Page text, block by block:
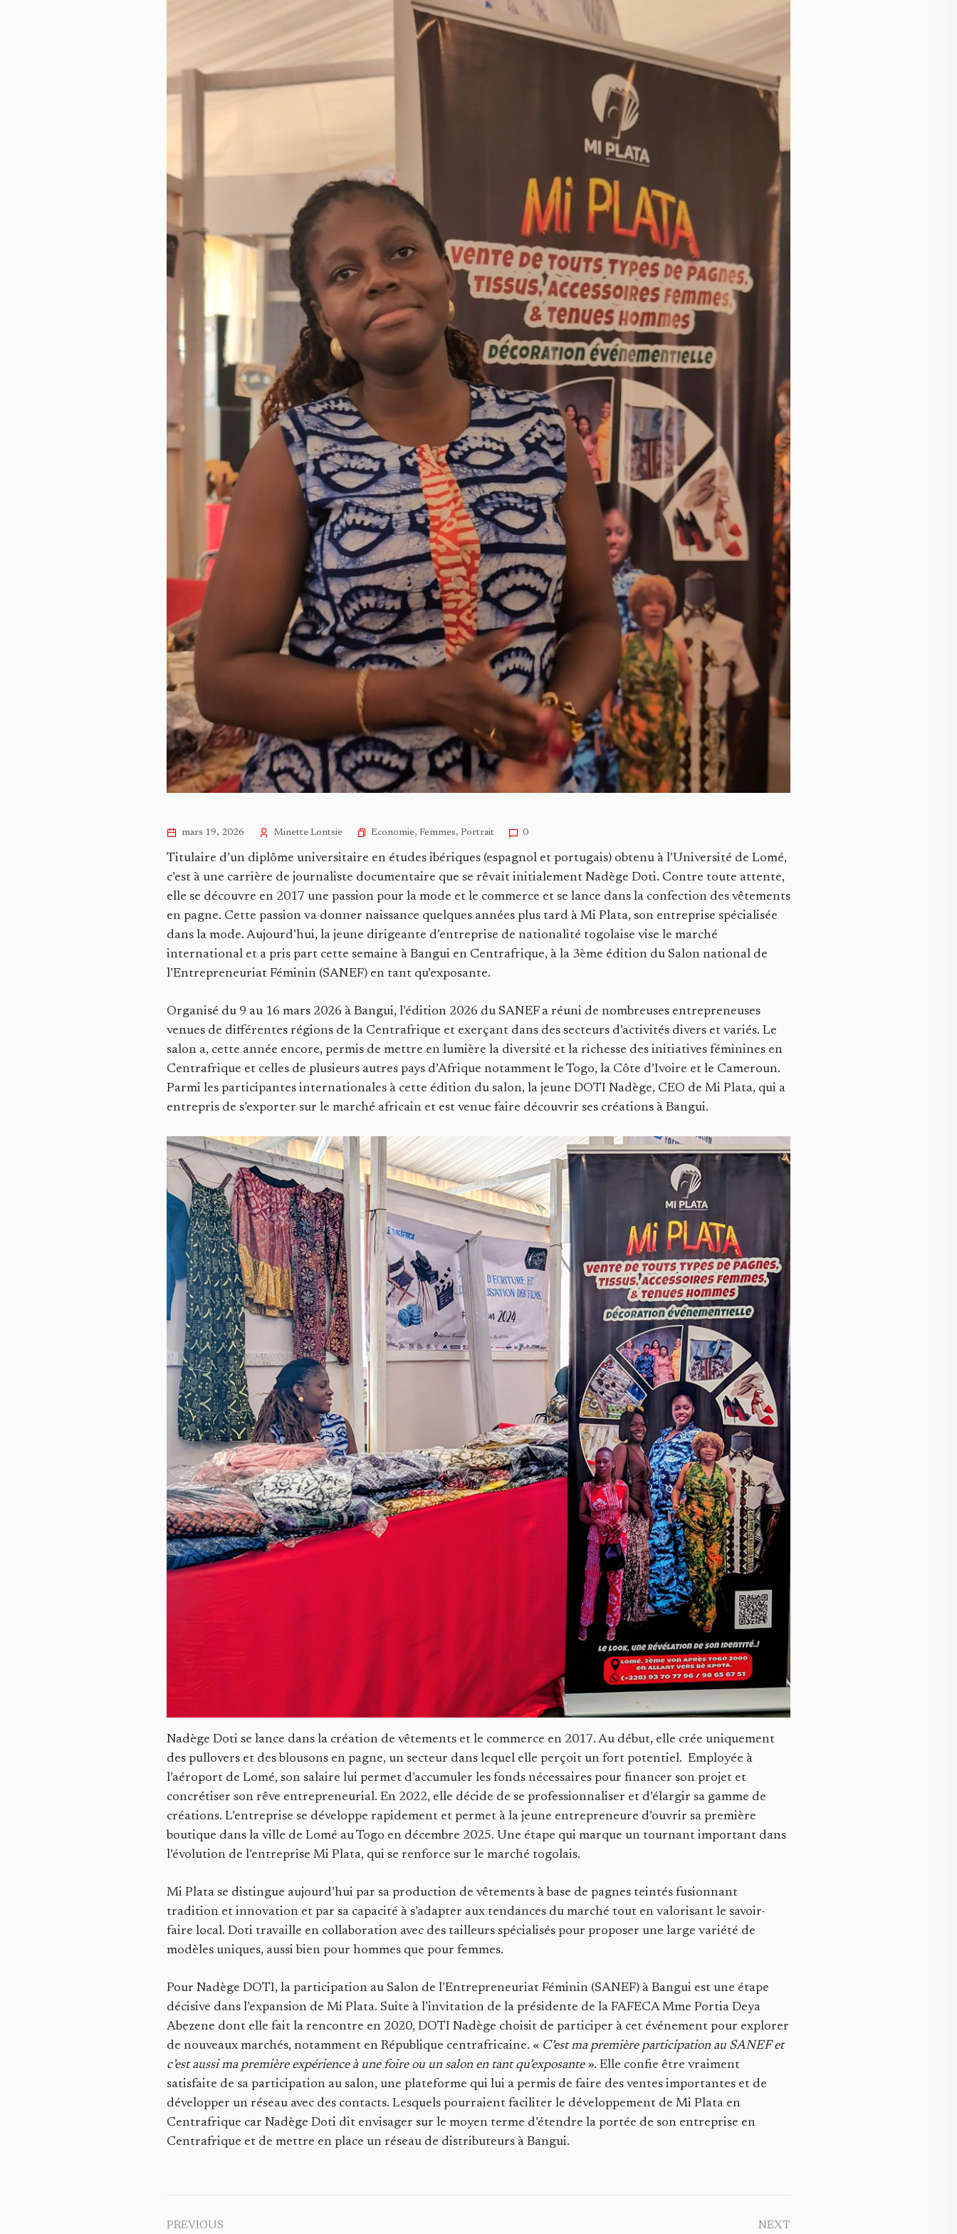
mars 19, 2026 Minette Lontsie Economie, Femmes, Portrait 0
Titulaire d’un diplôme universitaire en études ibériques (espagnol et portugais) obtenu à l’Université de Lomé,
c’est à une carrière de journaliste documentaire que se rêvait initialement Nadège Doti. Contre toute attente,
elle se découvre en 2017 une passion pour la mode et le commerce et se lance dans la confection des vêtements
en pagne. Cette passion va donner naissance quelques années plus tard à Mi Plata, son entreprise spécialisée
dans la mode. Aujourd’hui, la jeune dirigeante d’entreprise de nationalité togolaise vise le marché
international et a pris part cette semaine à Bangui en Centrafrique, à la 3ème édition du Salon national de
l’Entrepreneuriat Féminin (SANEF) en tant qu’exposante.
Organisé du 9 au 16 mars 2026 à Bangui, l’édition 2026 du SANEF a réuni de nombreuses entrepreneuses
venues de différentes régions de la Centrafrique et exerçant dans des secteurs d’activités divers et variés. Le
salon a, cette année encore, permis de mettre en lumière la diversité et la richesse des initiatives féminines en
Centrafrique et celles de plusieurs autres pays d’Afrique notamment le Togo, la Côte d’Ivoire et le Cameroun.
Parmi les participantes internationales à cette édition du salon, la jeune DOTI Nadège, CEO de Mi Plata, qui a
entrepris de s’exporter sur le marché africain et est venue faire découvrir ses créations à Bangui.
Nadège Doti se lance dans la création de vêtements et le commerce en 2017. Au début, elle crée uniquement
des pullovers et des blousons en pagne, un secteur dans lequel elle perçoit un fort potentiel. Employée à
l’aéroport de Lomé, son salaire lui permet d’accumuler les fonds nécessaires pour financer son projet et
concrétiser son rêve entrepreneurial. En 2022, elle décide de se professionnaliser et d’élargir sa gamme de
créations. L’entreprise se développe rapidement et permet à la jeune entrepreneure d’ouvrir sa première
boutique dans la ville de Lomé au Togo en décembre 2025. Une étape qui marque un tournant important dans
l’évolution de l’entreprise Mi Plata, qui se renforce sur le marché togolais.
Mi Plata se distingue aujourd’hui par sa production de vêtements à base de pagnes teintés fusionnant
tradition et innovation et par sa capacité à s’adapter aux tendances du marché tout en valorisant le savoir-
faire local. Doti travaille en collaboration avec des tailleurs spécialisés pour proposer une large variété de
modèles uniques, aussi bien pour hommes que pour femmes.
Pour Nadège DOTI, la participation au Salon de l’Entrepreneuriat Féminin (SANEF) à Bangui est une étape
décisive dans l’expansion de Mi Plata. Suite à l’invitation de la présidente de la FAFECA Mme Portia Deya
Abezene dont elle fait la rencontre en 2020, DOTI Nadège choisit de participer à cet événement pour explorer
de nouveaux marchés, notamment en République centrafricaine. « C’est ma première participation au SANEF et
c’est aussi ma première expérience à une foire ou un salon en tant qu’exposante». Elle confie être vraiment
satisfaite de sa participation au salon, une plateforme qui lui a permis de faire des ventes importantes et de
développer un réseau avec des contacts. Lesquels pourraient faciliter le développement de Mi Plata en
Centrafrique car Nadège Doti dit envisager sur le moyen terme d’étendre la portée de son entreprise en
Centrafrique et de mettre en place un réseau de distributeurs à Bangui.
PREVIOUS NEXT